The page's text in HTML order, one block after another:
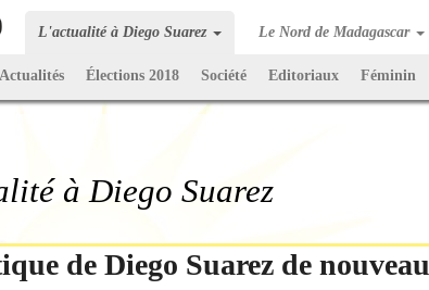
L'actualité à Diego Suarez Le Nord de Madagascar
Actualités Élections 2018 Société Editoriaux Féminin
à Diego Suarez
de Diego Suarez de nouveau